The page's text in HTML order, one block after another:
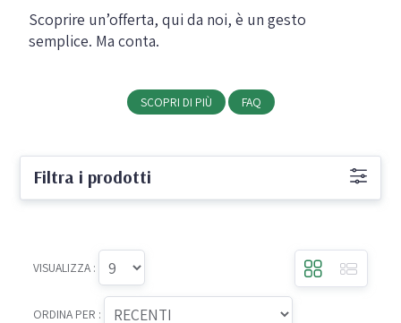
Scoprire un’offerta, qui da noi, è un gesto
semplice. Ma conta.
SCOPRI DI PIÙ FAQ
Filtra i prodotti
VISUALIZZA :
ORDINA PER :